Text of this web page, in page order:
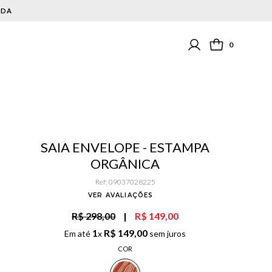
0
SAIA ENVELOPE - ESTAMPA
ORGÂNICA
Ref: 09037028225
VER AVALIAÇÕES
R$ 298,00 | R$ 149,00
Em até 1x R$ 149,00 sem juros
COR